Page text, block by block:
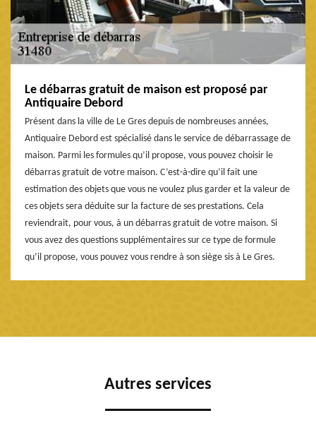
Le débarras gratuit de maison est proposé par
Antiquaire Debord
Présent dans la ville de Le Gres depuis de nombreuses années,
Antiquaire Debord est spécialisé dans le service de débarrassage de
maison. Parmi les formules qu’il propose, vous pouvez choisir le
débarras gratuit de votre maison. C’est-à-dire qu’il fait une
estimation des objets que vous ne voulez plus garder et la valeur de
ces objets sera déduite sur la facture de ses prestations. Cela
reviendrait, pour vous, à un débarras gratuit de votre maison. Si
vous avez des questions supplémentaires sur ce type de formule
qu’il propose, vous pouvez vous rendre à son siège sis à Le Gres.
Autres services